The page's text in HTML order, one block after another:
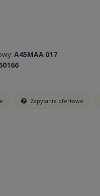
A45MAA 017
Zapytanie ofertowe